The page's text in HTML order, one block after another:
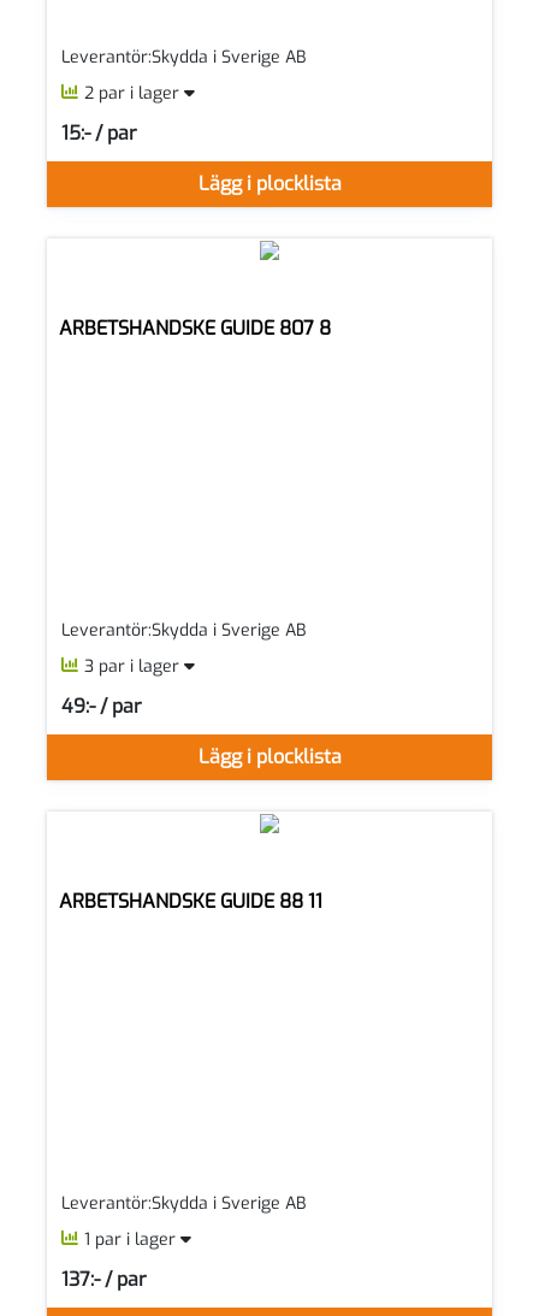
Leverantör:Skydda i Sverige AB
2 par i lager
Lägg i plocklista
15:- / par
SEK per PAR
ARBETSHANDSKE GUIDE 807 8
Leverantör:Skydda i Sverige AB
3 par i lager
Lägg i plocklista
49:- / par
SEK per PAR
ARBETSHANDSKE GUIDE 88 11
Leverantör:Skydda i Sverige AB
1 par i lager
137:- / par
SEK per PAR